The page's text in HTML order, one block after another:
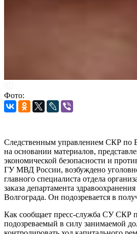
Фото:
Следственным управлением СКР по
на основании материалов,
экономической безопасности и
ГУ МВД России, возбуждено
главного специалиста отдела
заказа департамента
Волгограда. Он подозревается в
Как сообщает пресс-служба СУ СКР
подозреваемый в силу занимаемой